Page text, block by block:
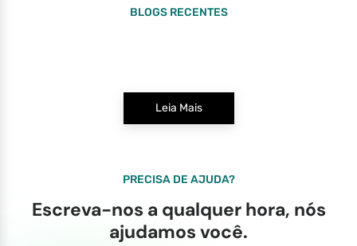
BLOGS RECENTES
Leia Mais
PRECISA DE AJUDA?
Escreva-nos a qualquer hora, nós
ajudamos você.